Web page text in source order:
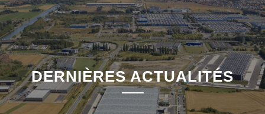
DERNIÈRES ACTUALITÉS